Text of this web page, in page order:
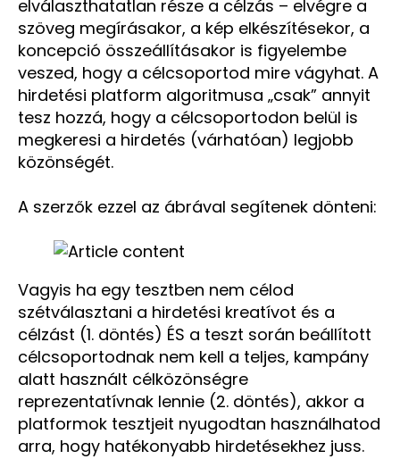
elválaszthatatlan része a célzás – elvégre a
szöveg megírásakor, a kép elkészítésekor, a
koncepció összeállításakor is figyelembe
veszed, hogy a célcsoportod mire vágyhat. A
hirdetési platform algoritmusa „csak” annyit
tesz hozzá, hogy a célcsoportodon belül is
megkeresi a hirdetés (várhatóan) legjobb
közönségét.
A szerzők ezzel az ábrával segítenek dönteni:
Vagyis ha egy tesztben nem célod
szétválasztani a hirdetési kreatívot és a
célzást (1. döntés) ÉS a teszt során beállított
célcsoportodnak nem kell a teljes, kampány
alatt használt célközönségre
reprezentatívnak lennie (2. döntés), akkor a
platformok tesztjeit nyugodtan használhatod
arra, hogy hatékonyabb hirdetésekhez juss.